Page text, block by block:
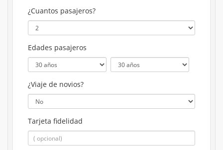
¿Cuantos pasajeros?
Edades pasajeros
¿Viaje de novios?
Tarjeta fidelidad